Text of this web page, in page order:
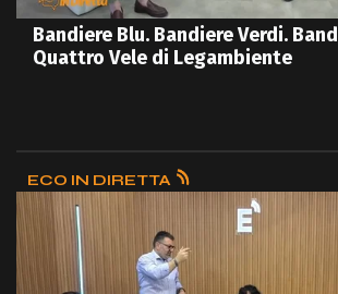
Bandiere Blu. Bandiere Verdi.
Quattro Vele di Legambiente
ECO IN DIRETTA